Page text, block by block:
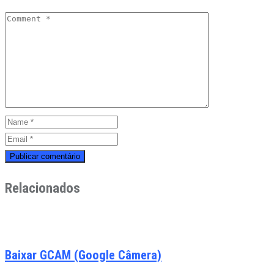
Relacionados
Baixar GCAM (Google Câmera)